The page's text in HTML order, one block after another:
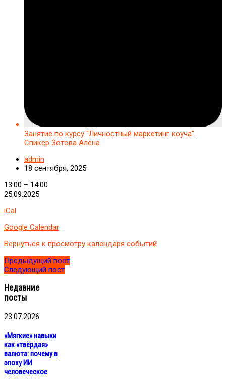
Занятие по курсу "Личностный маркетинг коуча".
Спикер Зотова Алёна
admin
18 сентября, 2025
Занятие
по
"Личностный
коуча".
Спикер
Зотова
Алёна
13:00 – 14:00
25.09.2025
iCal
Google Calendar
Вернуться к просмотру календаря событий
Предыдущий пост
Следующий пост
Недавние
посты
23.07.2026
«Мягкие» навыки
как «твёрдая»
валюта: почему в
эпоху ИИ
человеческое